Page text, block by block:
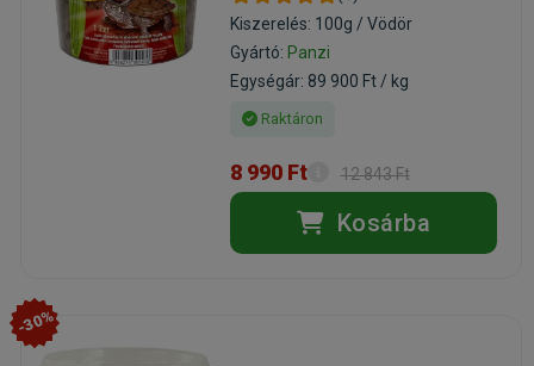
Kiszerelés: 100g / Vödör
Gyártó: Panzi
Egységár: 89 900 Ft / kg
Raktáron
8 990 Ft 12 843 Ft
Kosárba
-30%